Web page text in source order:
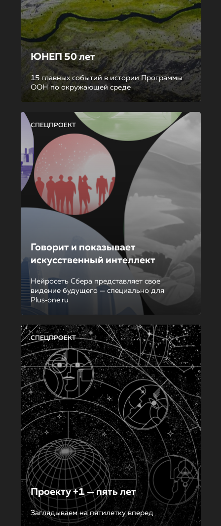
ЮНЕП 50 лет
15 главных событий в истории Программы
ООН по окружающей среде
СПЕЦПРОЕКТ
Говорит и показывает
искусственный интеллект
Нейросеть Сбера представляет свое
видение будущего — специально для
Plus‑one.ru
СПЕЦПРОЕКТ
Проекту +1 — пять лет
Заглядываем на пятилетку вперед